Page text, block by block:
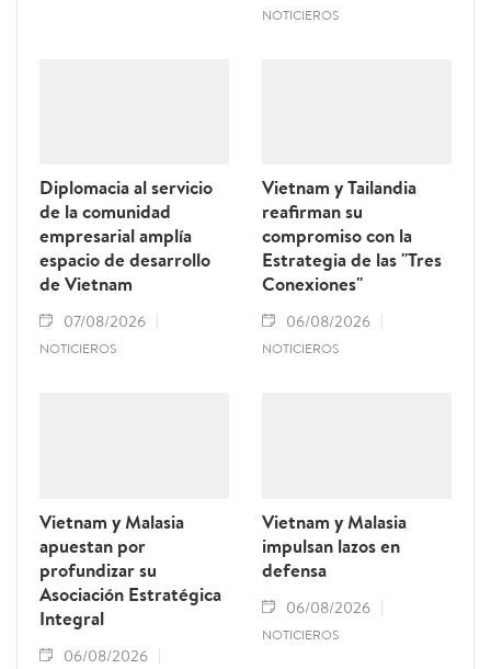
NOTICIEROS
Diplomacia al servicio
de la comunidad
empresarial amplía
espacio de desarrollo
de Vietnam
07/08/2026
NOTICIEROS
Vietnam y Tailandia
reafirman su
compromiso con la
Estrategia de las "Tres
Conexiones"
06/08/2026
NOTICIEROS
Vietnam y Malasia
apuestan por
profundizar su
Asociación Estratégica
Integral
06/08/2026
Vietnam y Malasia
impulsan lazos en
defensa
06/08/2026
NOTICIEROS